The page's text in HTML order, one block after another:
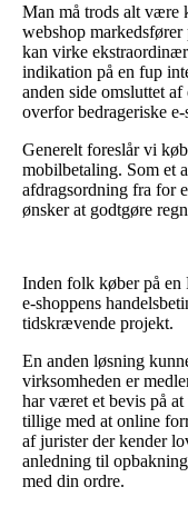
Man må trods alt være
webshop
kan virke
indikation på en fup
anden side omsluttet
overfor bedrageriske e-
Generelt foreslår vi
mobilbetaling. Som et
afdragsordning fra for
ønsker at godtgøre
Inden folk køber på en
e-shoppens
tidskrævende projekt.
En anden løsning
virksomheden er
har været et bevis på
tillige med at online
af jurister der kender
anledning til
med din ordre.